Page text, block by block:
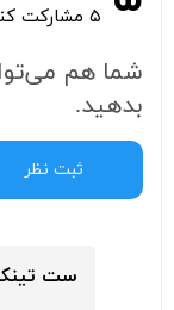
۵ مشارکت کننده
شما هم
بدهید.
ثبت نظر
ست